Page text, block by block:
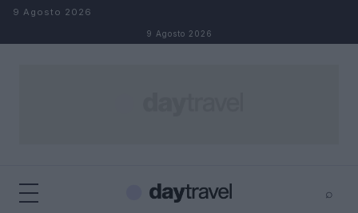
Salta al contenuto
9 Agosto 2026
9 Agosto 2026
⌕